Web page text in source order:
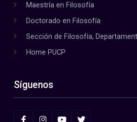
Maestría en Filosofía
Doctorado en Filosofía
Sección de Filosofía,
Home PUCP
Síguenos